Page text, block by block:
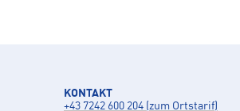
KONTAKT
+43 7242 600 204 (zum Ortstarif)